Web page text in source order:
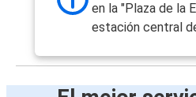
en la "Plaza de la
estación central